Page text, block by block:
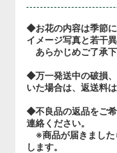
◆お花の内容は季節に
イメージ写真と若干
あらかじめご了承下
◆万一発送中の破損
いた場合は、返送料
◆不良品の返品をご
連絡ください。
※商品が届きました
します。